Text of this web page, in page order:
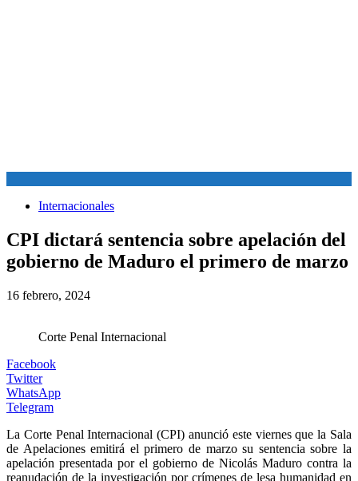
Internacionales
CPI dictará sentencia sobre apelación del
gobierno de Maduro el primero de marzo
16 febrero, 2024
Corte Penal Internacional
Facebook
Twitter
WhatsApp
Telegram
La Corte Penal Internacional (CPI) anunció este viernes que la Sala
de Apelaciones emitirá el primero de marzo su sentencia sobre la
apelación presentada por el gobierno de Nicolás Maduro contra la
reanudación de la investigación por crímenes de lesa humanidad en